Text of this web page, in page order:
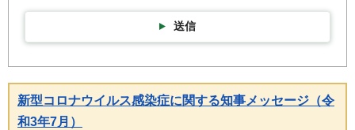
送信
新型コロナウイルス感染症に関する知事メッセージ（令
和3年7月）